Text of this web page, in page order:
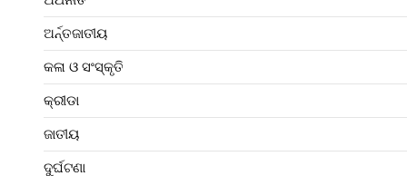
ଅର୍ନ୍ତଜାତୀୟ
କଳା ଓ ସଂସ୍କୃତି
କ୍ରୀଡା
ଜାତୀୟ
ଦୁର୍ଘଟଣା